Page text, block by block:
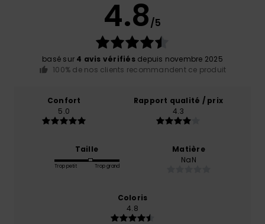
4.8/5
basé sur 4 avis vérifiésdepuis novembre 2025
100% de nos clients recommandent ce produit
Confort
5.0
Rapport qualité / prix
4.3
Taille
Trop petit Trop grand
Matière
NaN
Coloris
4.8